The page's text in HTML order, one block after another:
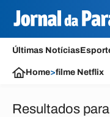
Últimas Notícias
Home>filme Netflix
Resultados